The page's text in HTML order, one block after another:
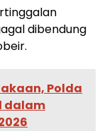
dibendung
Polda
dalam